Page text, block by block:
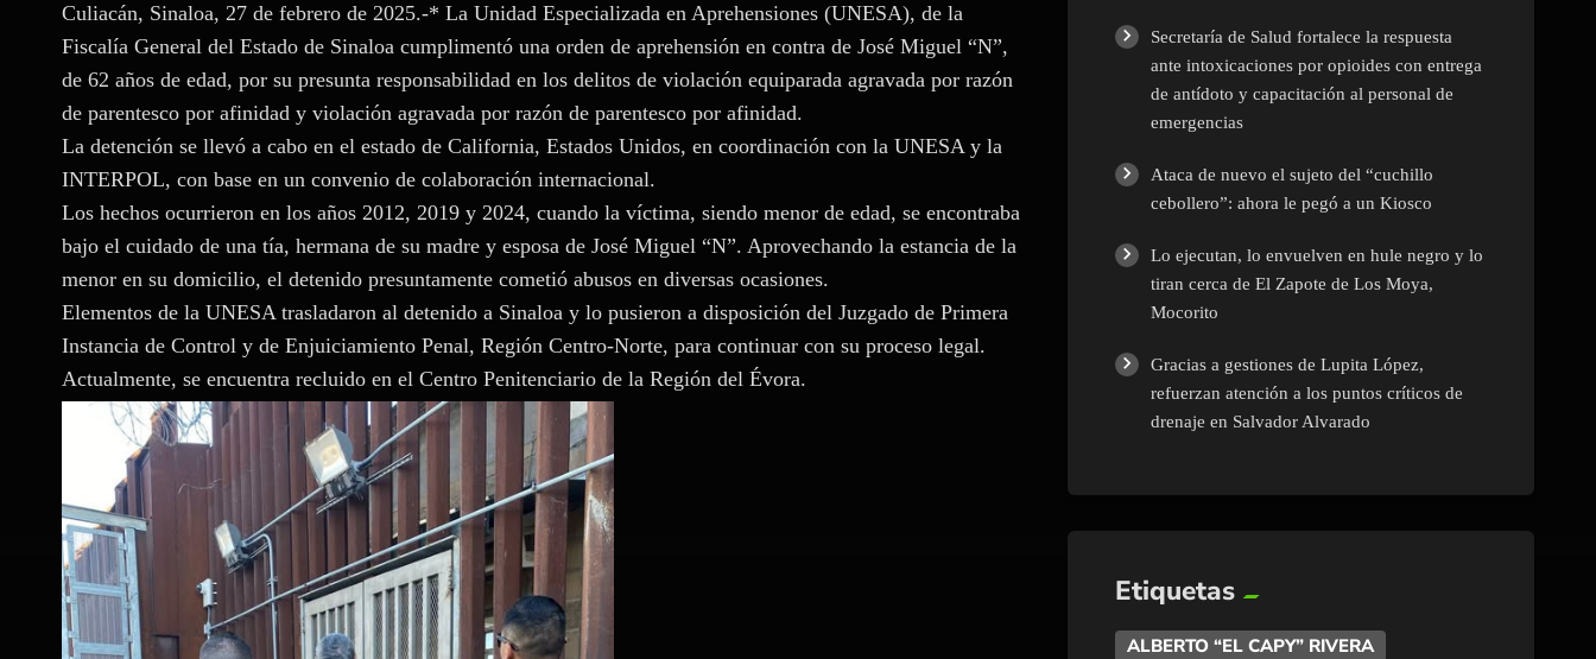
Culiacán, Sinaloa, 27 de febrero de 2025.-* La Unidad Especializada en Aprehensiones (UNESA), de la
Fiscalía General del Estado de Sinaloa cumplimentó una orden de aprehensión en contra de José Miguel “N”,
de 62 años de edad, por su presunta responsabilidad en los delitos de violación equiparada agravada por razón
de parentesco por afinidad y violación agravada por razón de parentesco por afinidad.
La detención se llevó a cabo en el estado de California, Estados Unidos, en coordinación con la UNESA y la
INTERPOL, con base en un convenio de colaboración internacional.
Los hechos ocurrieron en los años 2012, 2019 y 2024, cuando la víctima, siendo menor de edad, se encontraba
bajo el cuidado de una tía, hermana de su madre y esposa de José Miguel “N”. Aprovechando la estancia de la
menor en su domicilio, el detenido presuntamente cometió abusos en diversas ocasiones.
Elementos de la UNESA trasladaron al detenido a Sinaloa y lo pusieron a disposición del Juzgado de Primera
Instancia de Control y de Enjuiciamiento Penal, Región Centro-Norte, para continuar con su proceso legal.
Actualmente, se encuentra recluido en el Centro Penitenciario de la Región del Évora.
Secretaría de Salud fortalece la respuesta
ante intoxicaciones por opioides con entrega
de antídoto y capacitación al personal de
emergencias
Ataca de nuevo el sujeto del “cuchillo
cebollero”: ahora le pegó a un Kiosco
Lo ejecutan, lo envuelven en hule negro y lo
tiran cerca de El Zapote de Los Moya,
Mocorito
Gracias a gestiones de Lupita López,
refuerzan atención a los puntos críticos de
drenaje en Salvador Alvarado
Etiquetas
ALBERTO “EL CAPY” RIVERA